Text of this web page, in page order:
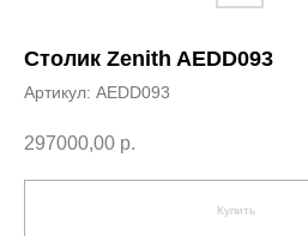
Столик Zenith AEDD093
Артикул: AEDD093
297000,00 р.
Купить